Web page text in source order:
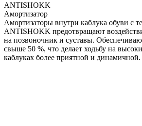
ANTISHOKK
Амортизатор
Амортизаторы внутри каблука обуви с
ANTISHOKK предотвращают
на позвоночник и суставы.
свыше 50 %, что делает ходьбу на
каблуках более приятной и динамичной.